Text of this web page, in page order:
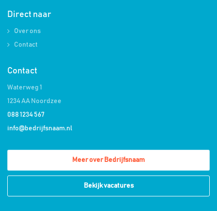
Direct naar
Over ons
Contact
Contact
Waterweg 1
1234 AA Noordzee
088 1234 567
info@bedrijfsnaam.nl
Meer over Bedrijfsnaam
Bekijk vacatures